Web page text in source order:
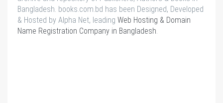
Bangladesh. books.com.bd has been Designed, Developed
& Hosted by Alpha Net, leading Web Hosting & Domain
Name Registration Company in Bangladesh.